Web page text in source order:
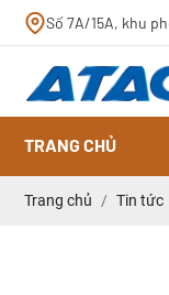
Số 7A/15A, khu
TRANG CHỦ
Trang chủ Tin tức